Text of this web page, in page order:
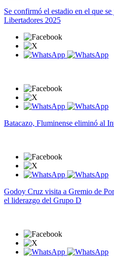
Se confirmó el estadio en el que
Libertadores 2025
Batacazo, Fluminense eliminó al
Godoy Cruz visita a Gremio de
el liderazgo del Grupo D